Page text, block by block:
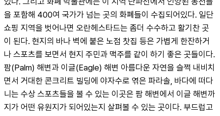
을 포함해 400여 국가가 넘는 곳의 화폐들이 수집되어있다. 일단
쇼핑 지역을 벗어나면 오란헤스타드는 좀더 수수하고 활기찬 곳
이 된다. 현지의 바나 벽에 붙은 노점 찻집 등은 가볍게 한잔하거
나 스포츠를 보면서 현지 주민과 맥주를 같이 하기 좋은 곳들이다.
팜(Palm) 해변과 이글(Eagle) 해변 아름다운 자연을 슬쩍 내비치
면서 거대한 콘크리트 빌딩에 야자수로 엮은 파라솔, 바다에 떠다
니는 수상 스포츠들을 볼 수 있는 이곳은 팜 해변에서 이글 해변까
지가 어떤 유원지가 되어있는지 살펴볼 수 있는 곳이다. 부드럽고